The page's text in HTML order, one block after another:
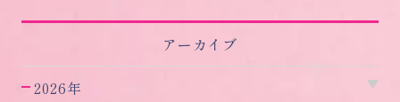
アーカイブ
2026年